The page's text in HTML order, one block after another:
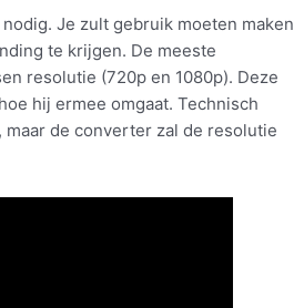
Je zult gebruik moeten maken
te krijgen. De meeste
resolutie (720p en 1080p). Deze
hij ermee omgaat. Technisch
de converter zal de resolutie